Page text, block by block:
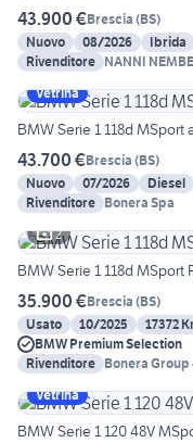
43.900 €Brescia (BS)
Nuovo
08/2026 Ibrida
Rivenditore NANNI
Vetrina
BMW Serie 1 118d MSport
43.700 €Brescia (BS)
Nuovo
07/2026 Diesel
Rivenditore Bonera Spa
2
BMW Serie 1 118d MSport
35.900 €Brescia (BS)
Usato
10/2025 17372
BMW Premium Selection
Rivenditore Bonera Group
Vetrina
BMW Serie 1 120 48V